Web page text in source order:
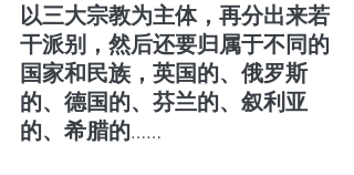
以三大宗教为主体，再分出来若
干派别，然后还要归属于不同的
国家和民族，英国的、俄罗斯
的、德国的、芬兰的、叙利亚
的、希腊的……